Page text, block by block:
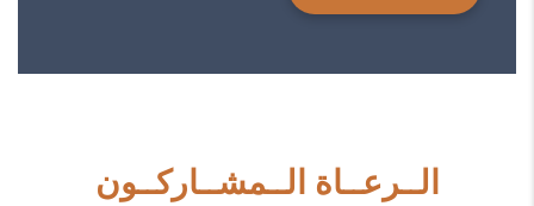
الــرعــاة الــمشــاركــون